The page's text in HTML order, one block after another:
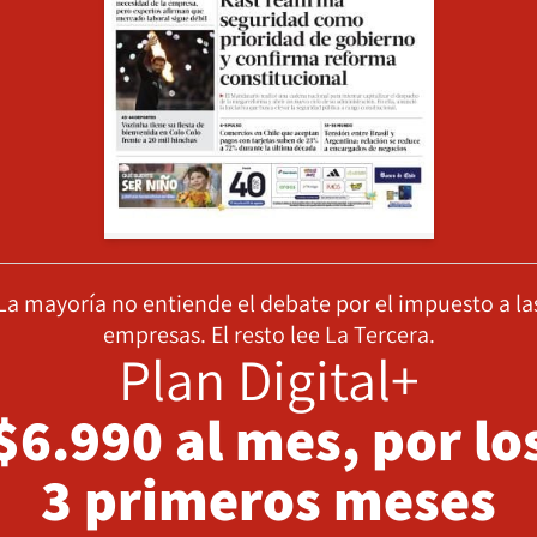
mayoría no entiende el debate por el impuesto a
empresas. El resto lee La Tercera.
Plan Digital+
al mes, por
3 primeros meses